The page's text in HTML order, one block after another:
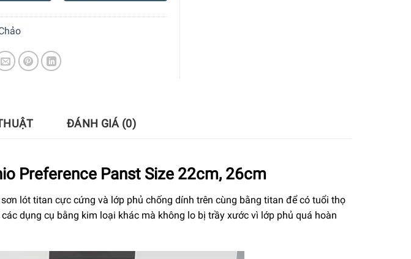
ĐÁNH GIÁ (0)
Preference Panst Size 22cm, 26cm
lót titan cực cứng và lớp phủ chống dính trên cùng bằng titan để có tuổi thọ
dụng cụ bằng kim loại khác mà không lo bị trầy xước vì lớp phủ quá hoàn